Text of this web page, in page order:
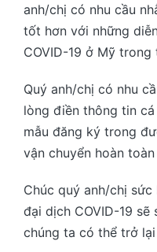
anh/chị có nhu cầu
tốt hơn với những
COVID-19 ở Mỹ
Quý anh/chị có nhu
lòng điền thông tin
mẫu đăng ký trong
vận chuyển hoàn
Chúc quý anh/chị sức
đại dịch COVID-19
chúng ta có thể trở